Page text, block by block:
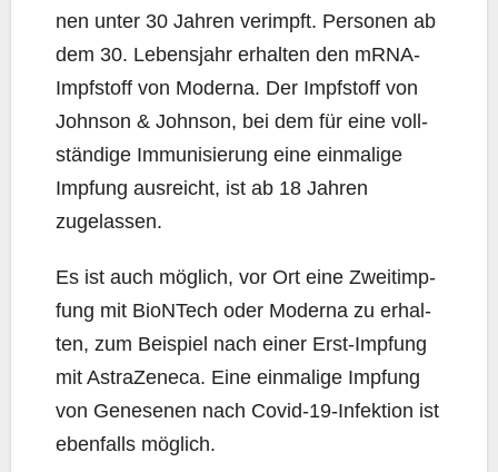
nen unter 30 Jah­ren ver­impft. Per­so­nen ab
dem 30. Lebens­jahr erhal­ten den mRNA-
Impf­stoff von Moder­na. Der Impf­stoff von
John­son & John­son, bei dem für eine voll­
stän­di­ge Immu­ni­sie­rung eine ein­ma­li­ge
Imp­fung aus­reicht, ist ab 18 Jah­ren
zugelassen.
Es ist auch mög­lich, vor Ort eine Zweit­imp­
fung mit BioNTech oder Moder­na zu erhal­
ten, zum Bei­spiel nach einer Erst-Imp­fung
mit Astra­Ze­ne­ca. Eine ein­ma­li­ge Imp­fung
von Gene­se­nen nach Covid-19-Infek­ti­on ist
eben­falls möglich.